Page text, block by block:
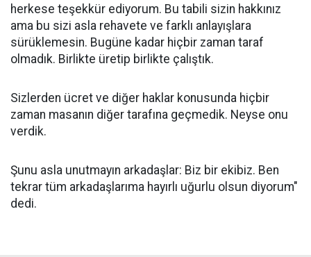
herkese teşekkür ediyorum. Bu tabili sizin hakkınız
ama bu sizi asla rehavete ve farklı anlayışlara
sürüklemesin. Bugüne kadar hiçbir zaman taraf
olmadık. Birlikte üretip birlikte çalıştık.
Sizlerden ücret ve diğer haklar konusunda hiçbir
zaman masanın diğer tarafına geçmedik. Neyse onu
verdik.
Şunu asla unutmayın arkadaşlar: Biz bir ekibiz. Ben
tekrar tüm arkadaşlarıma hayırlı uğurlu olsun diyorum"
dedi.